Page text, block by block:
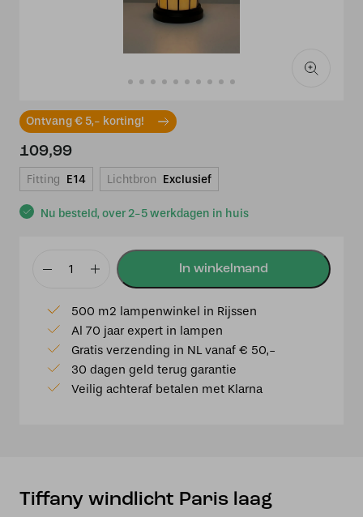
Ontvang € 5,- korting!
Nu besteld, over 2-5 werkdagen in huis
109,99
Fitting E14 Lichtbron Exclusief
Tiffany
Paris
laag
aantal
500 m2 lampenwinkel in Rijssen
Al 70 jaar expert in lampen
Gratis verzending in NL vanaf € 50,-
30 dagen geld terug garantie
Veilig achteraf betalen met Klarna
Tiffany windlicht Paris laag